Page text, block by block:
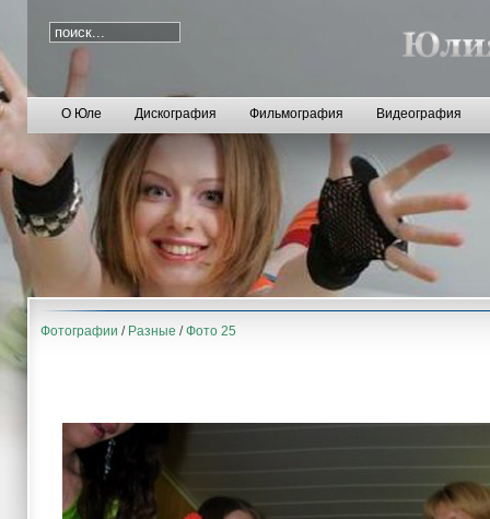
О Юле Дискография Фильмография Видеография
Фотографии / Разные /Фото 25